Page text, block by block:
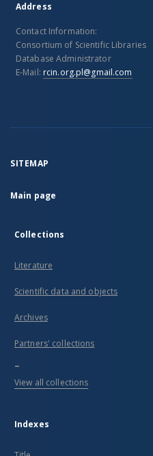
Address
Contact Information:
Consortium of Scientific Libraries
Database Administrator
E-Mail: rcin.org.pl@gmail.com
SITEMAP
Main page
Collections
Literature
Scientific data and objects
Archives
Partners' collections
...
View all collections
Indexes